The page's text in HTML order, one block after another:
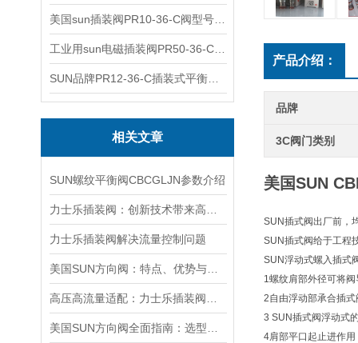
相关文章
SUN螺纹平衡阀CBCGLJN参数介绍
力士乐插装阀解决流量控制问题
产品介绍：
品牌
3C阀门类别
美国SUN
SUN插式阀出厂前，
SUN插式阀给于工程
SUN浮动式螺入插
1螺纹肩部外径可将
2自由浮动部承合插
3 SUN插式阀浮动式
4肩部平口起止进作